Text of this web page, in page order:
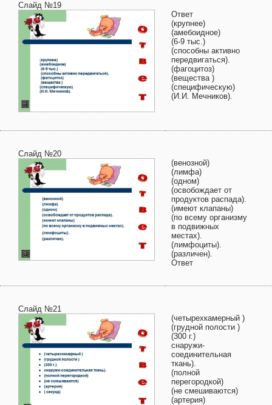
Слайд №19
Ответ
(крупнее)
(амебоидное)
(6-9 тыс.)
(способны активно
передвигаться).
(фагоцитоз)
(вещества )
(специфическую)
(И.И. Мечников).
Слайд №20
(венозной)
(лимфа)
(одном)
(освобождает от
продуктов распада).
(имеют клапаны)
(по всему организму
в подвижных
местах).
(лимфоциты).
(различен).
Ответ
Слайд №21
(четырехкамерный )
(грудной полости )
(300 г.)
снаружи-
соединительная
ткань).
(полной
перегородкой)
(не смешиваются)
(артерия)